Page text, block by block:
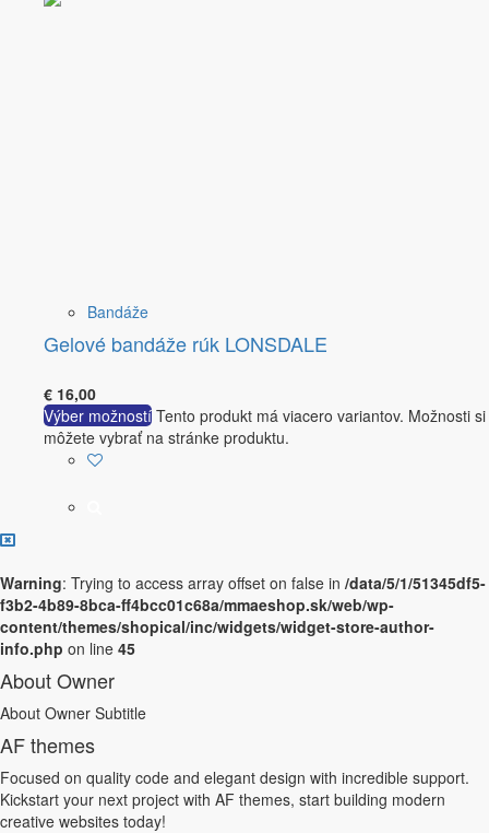
Bandáže
Gelové bandáže rúk LONSDALE
€ 16,00
Výber možností Tento produkt má viacero variantov. Možnosti si
môžete vybrať na stránke produktu.
Warning: Trying to access array offset on false in /data/5/1/51345df5-
f3b2-4b89-8bca-ff4bcc01c68a/mmaeshop.sk/web/wp-
content/themes/shopical/inc/widgets/widget-store-author-
info.php on line 45
About Owner
About Owner Subtitle
AF themes
Focused on quality code and elegant design with incredible support.
Kickstart your next project with AF themes, start building modern
creative websites today!